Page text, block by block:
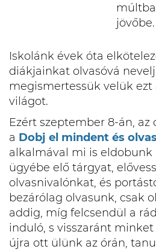
jövőbe.
Iskolánk évek óta
diákjainkat olvasóvá
megismertessük velük ezt
világot.
Ezért szeptember 8-án, az
a Dobj el mindent és
alkalmával mi is
ügyébe elő tárgyat,
olvasnivalónkat, és
bezárólag olvasunk, csak
addig, míg felcsendül a
induló, s visszaránt
újra ott ülünk az órán,